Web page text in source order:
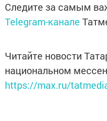
Следите за самым
Telegram-канале
Читайте новости
национальном
https://max.ru/